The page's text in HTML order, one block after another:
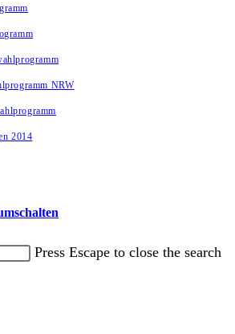
NRW
2014
Press Escape to close the search